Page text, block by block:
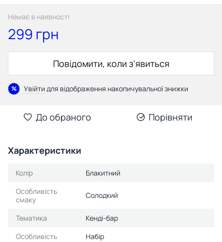
Немає в наявності
299 грн
Повідомити, коли з'явиться
% Увійти для відображення накопичувальної знижки
До обраного Порівняти
Характеристики
Колір
Блакитний
Особливість
смаку
Солодкий
Тематика
Кенді-бар
Особливість
Набір